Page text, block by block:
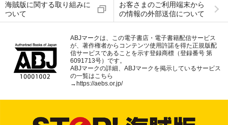
海賊版に関する取り組みに
ついて
お客さまのご利用端末から
の情報の外部送信について
ABJマークは、この電子書店・電子書籍配信サービス
が、著作権者からコンテンツ使用許諾を得た正規版配
信サービスであることを示す登録商標（登録番号 第
6091713号）です。
ABJマークの詳細、ABJマークを掲示しているサービス
の一覧はこちら
→ https://aebs.or.jp/